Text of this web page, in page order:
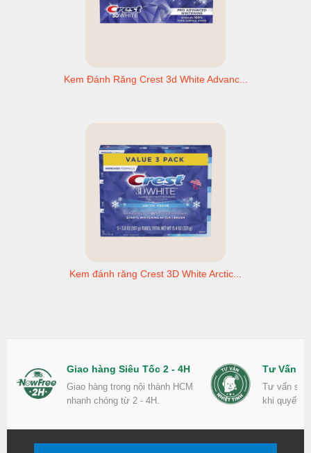
Kem Đánh Răng Crest 3d White Advanc...
Kem đánh răng Crest 3D White Arctic...
Giao hàng Siêu Tốc 2 - 4H
Giao hàng trong nội thành HCM
nhanh chóng từ 2 - 4H.
Tư Vấn
Tư vấn
khi quyết